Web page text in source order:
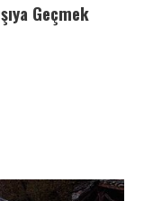
Geçmek